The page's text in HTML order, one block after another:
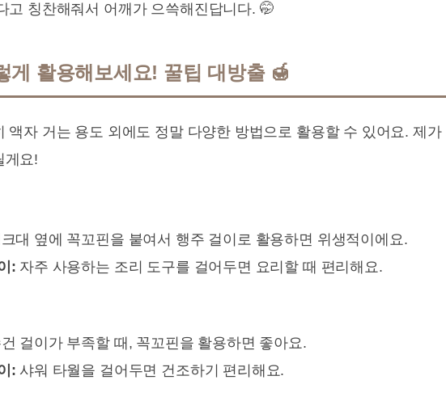
고 칭찬해줘서 어깨가 으쓱해진답니다. 🤭
게 활용해보세요! 꿀팁 대방출 🍯
액자 거는 용도 외에도 정말 다양한 방법으로 활용할 수 있어요. 제
게요!
대 옆에 꼭꼬핀을 붙여서 행주 걸이로 활용하면 위생적이에요.
: 자주 사용하는 조리 도구를 걸어두면 요리할 때 편리해요.
걸이가 부족할 때, 꼭꼬핀을 활용하면 좋아요.
: 샤워 타월을 걸어두면 건조하기 편리해요.